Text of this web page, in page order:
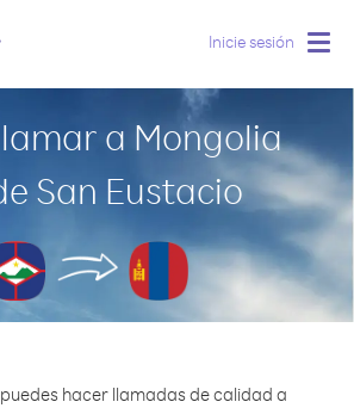
Inicie sesión
a Mongolia
San Eustacio
hacer llamadas de calidad a